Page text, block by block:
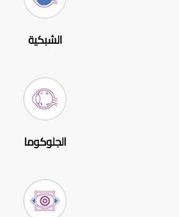
الشبكية
الجلوكوما